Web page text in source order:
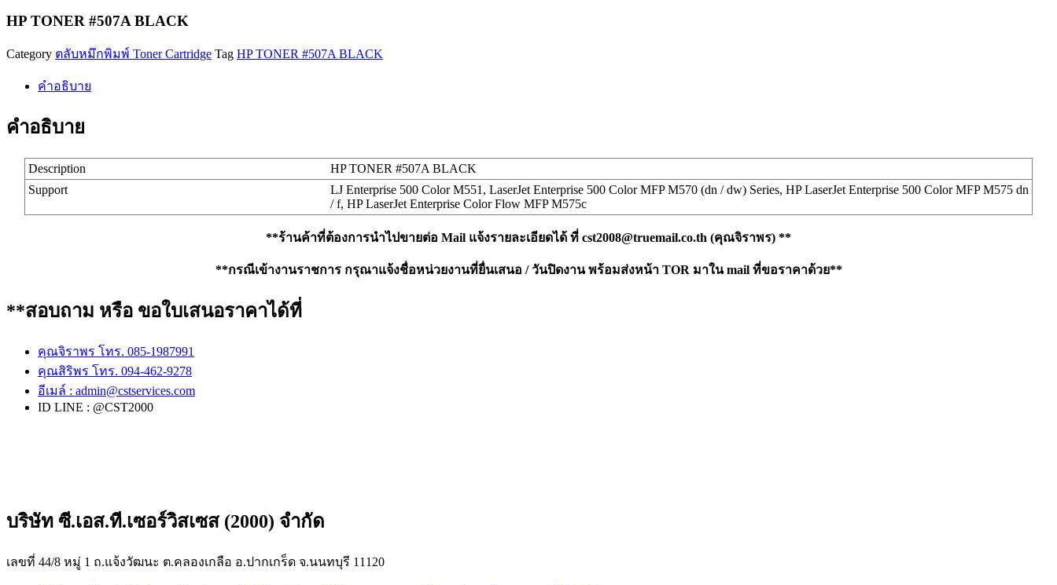
HP TONER #507A BLACK
Category ตลับหมึกพิมพ์ Toner Cartridge Tag HP TONER #507A BLACK
คำอธิบาย
คำอธิบาย
Description
HP TONER #507A BLACK
Support
LJ Enterprise 500 Color M551, LaserJet Enterprise 500 Color MFP M570 (dn / dw) Series, HP LaserJet Enterprise 500 Color MFP M575 dn
/ f, HP LaserJet Enterprise Color Flow MFP M575c
**ร้านค้าที่ต้องการนำไปขายต่อ Mail แจ้งรายละเอียดได้ ที่ cst2008@truemail.co.th (คุณจิราพร) **
**กรณีเข้างานราชการ กรุณาแจ้งชื่อหน่วยงานที่ยื่นเสนอ / วันปิดงาน พร้อมส่งหน้า TOR มาใน mail ที่ขอราคาด้วย**
**สอบถาม หรือ ขอใบเสนอราคาได้ที่
คุณจิราพร โทร. 085-1987991
คุณสิริพร โทร. 094-462-9278
อีเมล์ : admin@cstservices.com
ID LINE : @CST2000
บริษัท ซี.เอส.ที.เซอร์วิสเซส (2000) จำกัด
เลขที่ 44/8 หมู่ 1 ถ.แจ้งวัฒนะ ต.คลองเกลือ อ.ปากเกร็ด จ.นนทบุรี 11120